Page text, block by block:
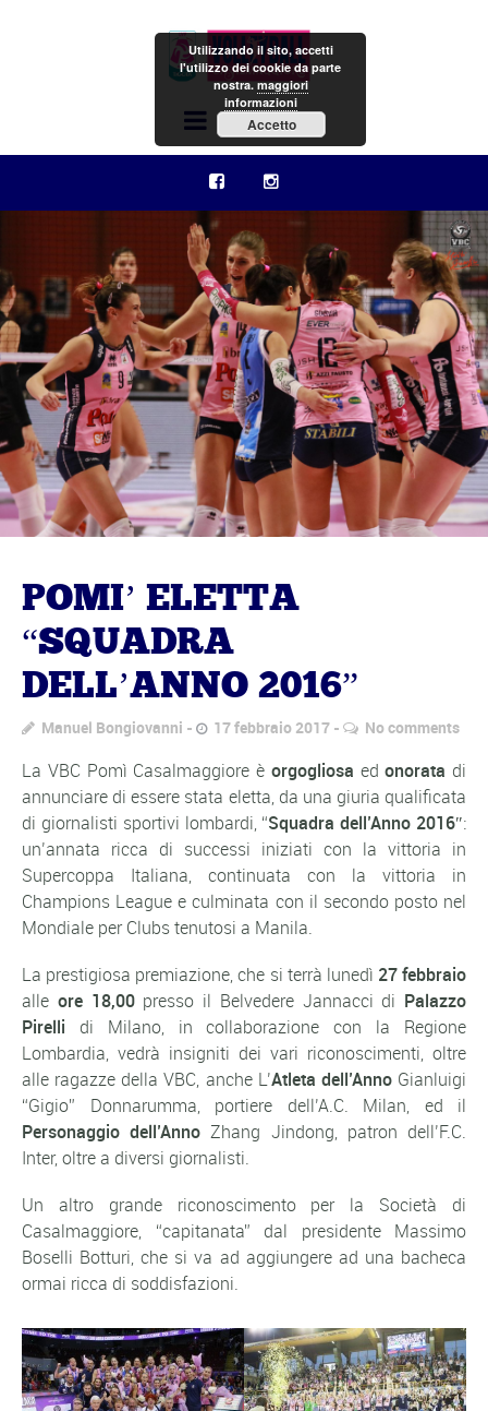
Menu
POMI’ ELETTA
“SQUADRA
DELL’ANNO 2016”
Manuel Bongiovanni 17 febbraio 2017 No comments
La VBC Pomì Casalmaggiore è orgogliosa edonorata di
annunciare di essere stata eletta, da una giuria qualificata
di giornalisti sportivi lombardi, “Squadra dell’Anno 2016″:
un’annata ricca di successi iniziati con la vittoria in
Supercoppa Italiana, continuata con la vittoria in
Champions League e culminata con il secondo posto nel
Mondiale per Clubs tenutosi a Manila.
La prestigiosa premiazione, che si terrà lunedì 27 febbraio
alle ore 18,00presso il Belvedere Jannacci di Palazzo
Pirelli di Milano, in collaborazione con la Regione
Lombardia, vedrà insigniti dei vari riconoscimenti, oltre
alle ragazze della VBC, anche L’Atleta dell’AnnoGianluigi
“Gigio” Donnarumma, portiere dell’A.C. Milan, ed il
Personaggio dell’Anno Zhang Jindong, patron dell’F.C.
Inter, oltre a diversi giornalisti.
Un altro grande riconoscimento per la Società di
Casalmaggiore, “capitanata” dal presidente Massimo
Boselli Botturi, che si va ad aggiungere ad una bacheca
ormai ricca di soddisfazioni.
Utilizzando il sito, accetti
l'utilizzo dei cookie da parte
nostra.maggiori
informazioni
Accetto